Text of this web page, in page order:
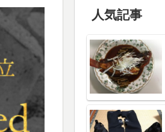
人気記事